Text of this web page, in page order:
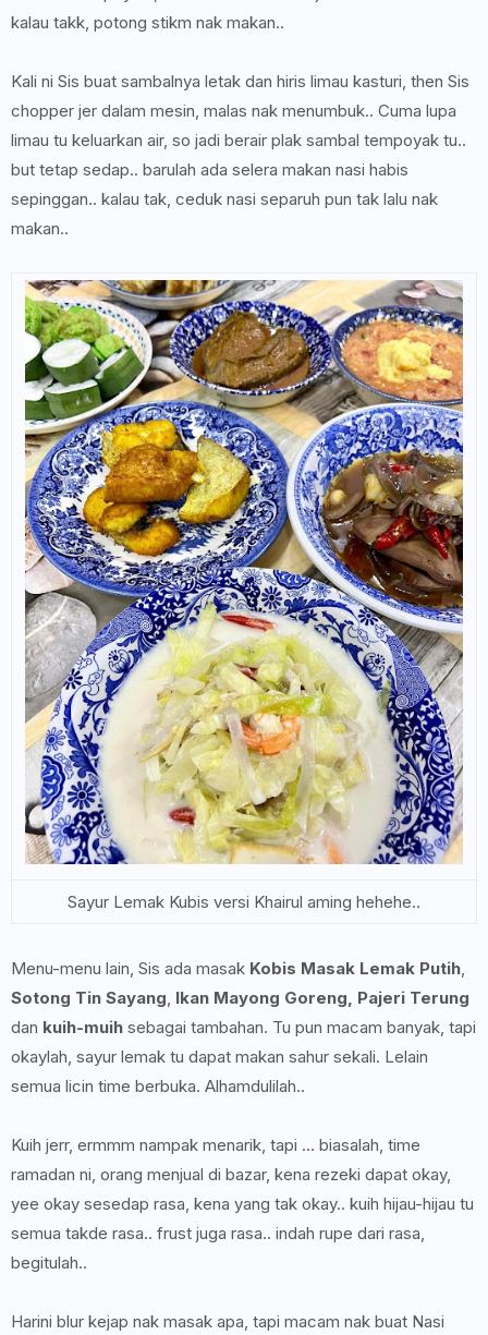
kalau takk, potong stikm nak makan..
Kali ni Sis buat sambalnya letak dan hiris limau kasturi, then Sis
chopper jer dalam mesin, malas nak menumbuk.. Cuma lupa
limau tu keluarkan air, so jadi berair plak sambal tempoyak tu..
but tetap sedap.. barulah ada selera makan nasi habis
sepinggan.. kalau tak, ceduk nasi separuh pun tak lalu nak
makan..
Sayur Lemak Kubis versi Khairul aming hehehe..
Menu-menu lain, Sis ada masak Kobis Masak Lemak Putih,
Sotong Tin Sayang, Ikan Mayong Goreng, Pajeri Terung
dan kuih-muih sebagai tambahan. Tu pun macam banyak, tapi
okaylah, sayur lemak tu dapat makan sahur sekali. Lelain
semua licin time berbuka. Alhamdulilah..
Kuih jerr, ermmm nampak menarik, tapi ... biasalah, time
ramadan ni, orang menjual di bazar, kena rezeki dapat okay,
yee okay sesedap rasa, kena yang tak okay.. kuih hijau-hijau tu
semua takde rasa.. frust juga rasa.. indah rupe dari rasa,
begitulah..
Harini blur kejap nak masak apa, tapi macam nak buat Nasi